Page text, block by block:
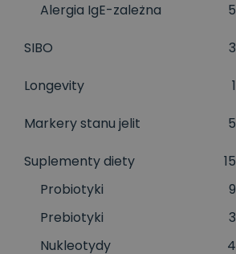
Alergia IgE-zależna 5
SIBO 3
Longevity 1
Markery stanu jelit 5
Suplementy diety
15
Probiotyki
9
Prebiotyki
3
Nukleotydy
4